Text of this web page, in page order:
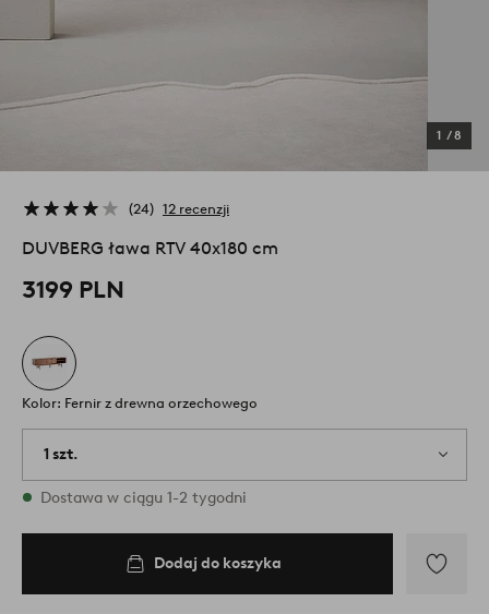
1 /8
24 12 recenzji
DUVBERG ława RTV 40x180 cm
3199 PLN
Kolor: Fernir z drewna orzechowego
1 szt.
W magazynie
Dostawa w ciągu 1-2 tygodni
Dodaj do koszyka